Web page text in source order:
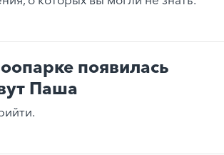
появилась
Паша